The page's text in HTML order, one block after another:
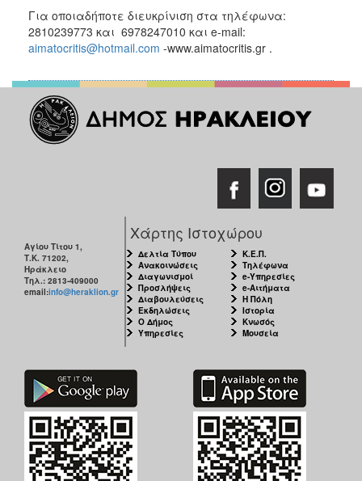
Για οποιαδήποτε διευκρίνιση στα τηλέφωνα:
2810239773 και 6978247010 και e-mail:
aimatocritis@hotmail.com -www.aimatocritis.gr .
Αγίου Τίτου 1,
Τ.Κ. 71202,
Ηράκλειο
Τηλ.: 2813-409000
email:info@heraklion.gr
Χάρτης Ιστοχώρου
Δελτία Τύπου
Ανακοινώσεις
Διαγωνισμοί
Προσλήψεις
Διαβουλεύσεις
Εκδηλώσεις
Ο Δήμος
Υπηρεσίες
Κ.Ε.Π.
Τηλέφωνα
e-Υπηρεσίες
e-Αιτήματα
Η Πόλη
Ιστορία
Κνωσός
Μουσεία